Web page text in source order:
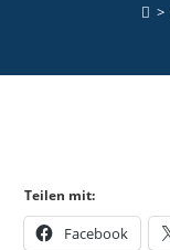
>
Teilen mit:
Facebook